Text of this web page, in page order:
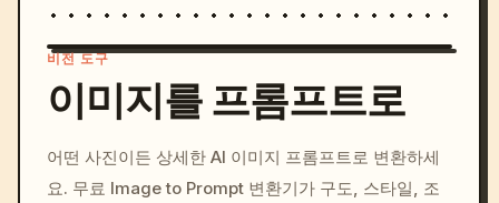
c, cyberpunk sunset, neon
colors, 8k --v 6.0
비전 도구
이미지를 프롬프트로
어떤 사진이든 상세한 AI 이미지 프롬프트로 변환하세
요. 무료 Image to Prompt 변환기가 구도, 스타일, 조